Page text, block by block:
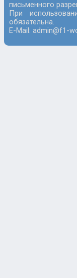
письменного
При
обязательна.
E-Mail: admin@f1-